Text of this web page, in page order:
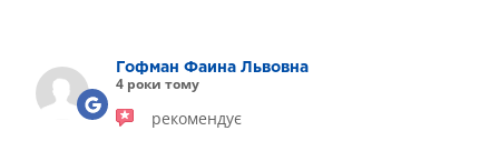
ІНТЕРНЕТ-МАГАЗИН ОПТИКИ
ДИТЯЧА ОФТАЛЬМОЛОГІЯ
Гофман Фаина Львовна
4 роки тому
рекомендує